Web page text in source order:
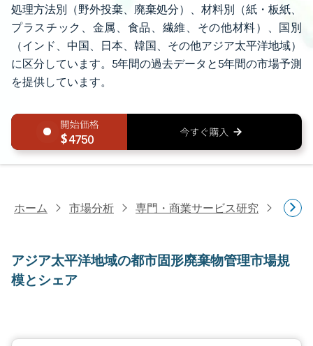
処理方法別（野外投棄、廃棄処分）、材料別（紙・板紙、
プラスチック、金属、食品、繊維、その他材料）、国別
（インド、中国、日本、韓国、その他アジア太平洋地域）
に区分しています。5年間の過去データと5年間の市場予測
を提供しています。
4750
ホーム 市場分析 専門・商業サービス研究 商業
アジア太平洋地域の都市固形廃棄物管理市場規
模とシェア